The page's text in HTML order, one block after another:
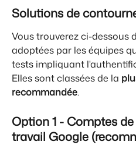
Solutions de
Vous trouverez ci-dessous
adoptées par les équipes
tests impliquant
Elles sont classées de la
recommandée.
Option 1 - Comptes
travail Google